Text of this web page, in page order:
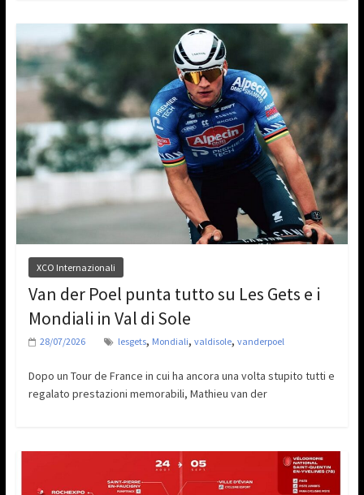
XCO Internazionali
Van der Poel punta tutto su Les Gets e i
Mondiali in Val di Sole
28/07/2026 lesgets, Mondiali, valdisole, vanderpoel
Dopo un Tour de France in cui ha ancora una volta stupito tutti e
regalato prestazioni memorabili, Mathieu van der